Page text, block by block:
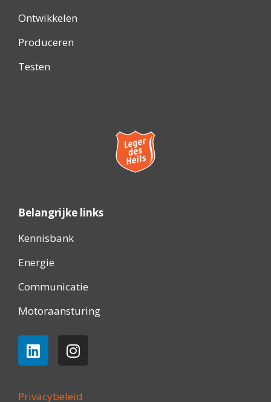
Ontwikkelen
Produceren
Testen
Belangrijke links
Kennisbank
Energie
Communicatie
Motoraansturing
Privacybeleid